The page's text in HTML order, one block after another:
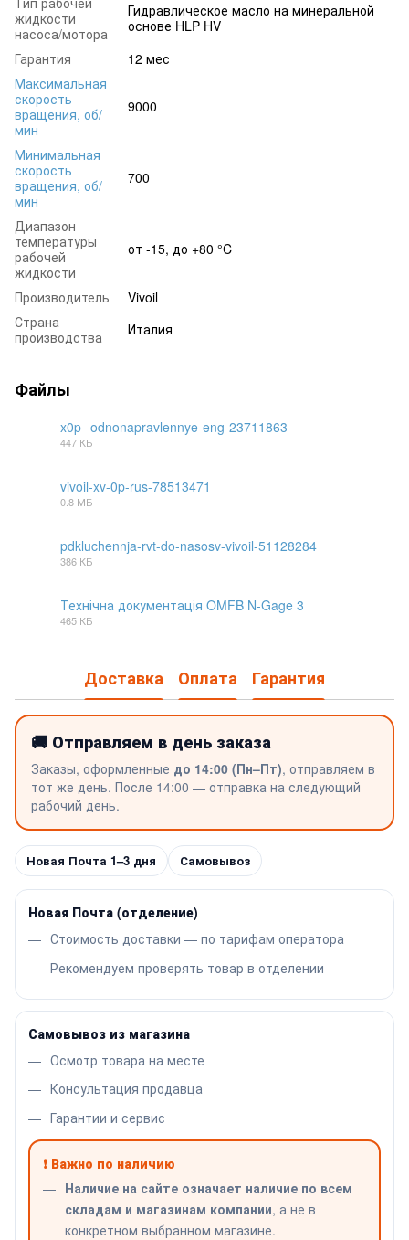
жидкости
насоса/мотора
Гидравлическое масло на минеральной
основе HLP HV
Гарантия
12 мес
Максимальная
скорость
вращения, об/
мин
9000
Минимальная
скорость
вращения, об/
мин
700
Диапазон
температуры
рабочей
жидкости
от -15, до +80 °C
Производитель
Vivoil
Страна
производства
Италия
Файлы
x0p--odnonapravlennye-eng-23711863
447 КБ
vivoil-xv-0p-rus-78513471
0.8 МБ
pdkluchennja-rvt-do-nasosv-vivoil-51128284
386 КБ
Технічна документація OMFB N-Gage 3
465 КБ
Доставка Оплата Гарантия
🚚 Отправляем в день заказа
Заказы, оформленные до 14:00 (Пн–Пт), отправляем в
тот же день. После 14:00 — отправка на следующий
рабочий день.
Новая Почта 1–3 дня Самовывоз
Новая Почта (отделение)
Стоимость доставки — по тарифам оператора
Рекомендуем проверять товар в отделении
Самовывоз из магазина
Осмотр товара на месте
Консультация продавца
Гарантии и сервис
❗ Важно по наличию
Наличие на сайте означает наличие по всем
складам и магазинам компании, а не в
конкретном выбранном магазине.